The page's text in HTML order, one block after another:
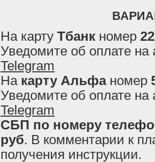
На карту Тбанк номер
Уведомите об оплате на
Telegram
На карту Альфаномер
Уведомите об оплате на
Telegram
СБП по номеру
руб. В комментарии к
получения инструкции.